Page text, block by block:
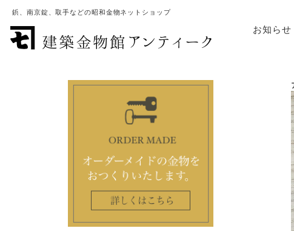
鋲、南京錠、取手などの昭和金物ネットショップ
お知らせ